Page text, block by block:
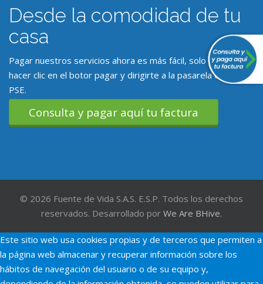
Desde la comodidad de tu
casa
Pagar nuestros servicios ahora es más fácil, solo debes
hacer clic en el botor pagar y dirigirte a la pasarela de pagos
PSE.
Consulta y pagar aquí tu factura
© 2026 Fuente de Vida S.A.S. E.S.P. Todos los derechos
reservados. Desarrollado por We Are BHive.
Este sitio web usa cookies propias y de terceros que permiten a
la página web almacenar y recuperar información sobre los
hábitos de navegación del usuario o de su equipo y,